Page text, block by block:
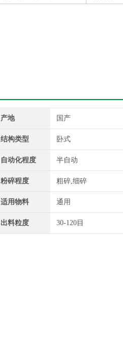
产地 国产
结构类型 卧式
自动化程度 半自动
粉碎程度 粗碎,细碎
适用物料 通用
出料粒度 30-120目